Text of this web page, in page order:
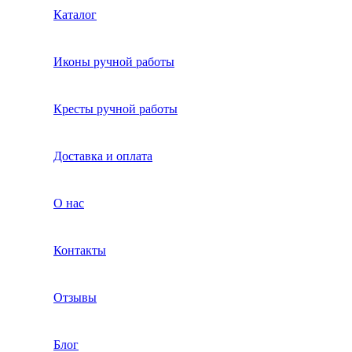
Каталог
Иконы ручной работы
Кресты ручной работы
Доставка и оплата
О нас
Контакты
Отзывы
Блог